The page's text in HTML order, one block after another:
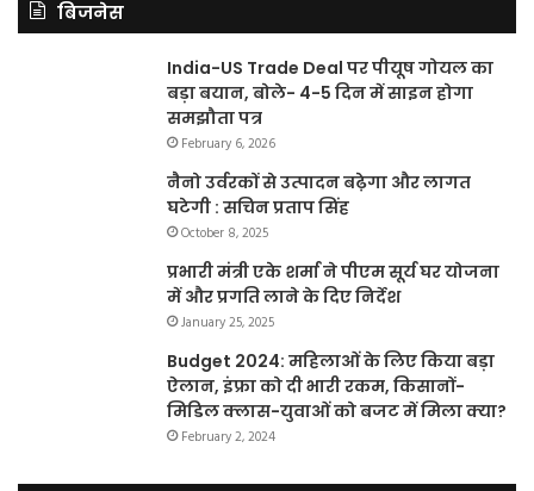
बिजनेस
India-US Trade Deal पर पीयूष गोयल का
बड़ा बयान, बोले- 4-5 दिन में साइन होगा
समझौता पत्र
February 6, 2026
नैनो उर्वरकों से उत्पादन बढ़ेगा और लागत
घटेगी : सचिन प्रताप सिंह
October 8, 2025
प्रभारी मंत्री एके शर्मा ने पीएम सूर्य घर योजना
में और प्रगति लाने के दिए निर्देश
January 25, 2025
Budget 2024: महिलाओं के लिए किया बड़ा
ऐलान, इंफ्रा को दी भारी रकम, किसानों-
मिडिल क्लास-युवाओं को बजट में मिला क्या?
February 2, 2024